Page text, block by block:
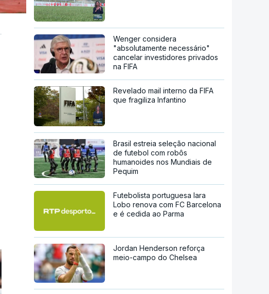
Wenger considera
"absolutamente necessário"
cancelar investidores privados
na FIFA
Revelado mail interno da FIFA
que fragiliza Infantino
Brasil estreia seleção nacional
de futebol com robôs
humanoides nos Mundiais de
Pequim
Futebolista portuguesa Iara
Lobo renova com FC Barcelona
e é cedida ao Parma
Jordan Henderson reforça
meio-campo do Chelsea